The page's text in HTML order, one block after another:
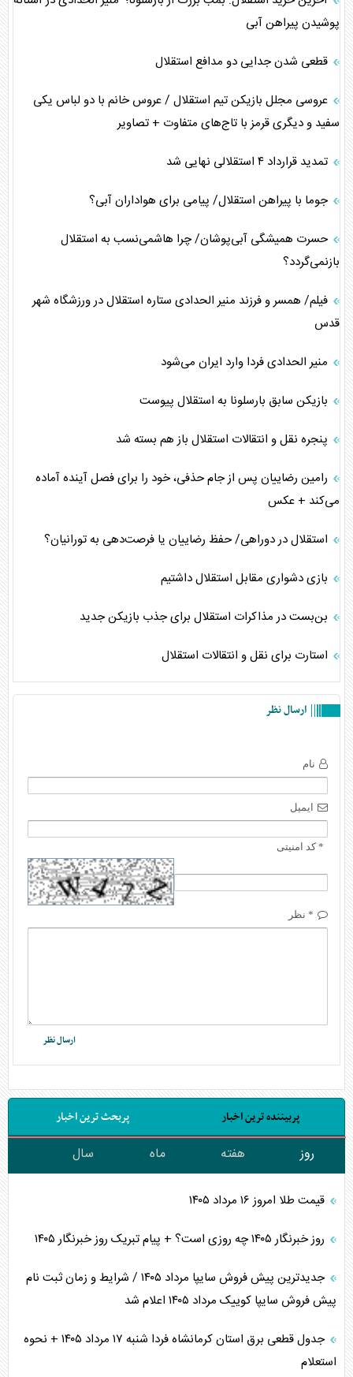
پوشیدن پیراهن آبی
قطعی شدن جدایی دو مدافع استقلال
عروسی مجلل بازیکن تیم استقلال / عروس خانم با دو لباس یکی
سفید و دیگری قرمز با تاج‌های متفاوت + تصاویر
تمدید قرارداد ۴ استقلالی نهایی شد
جوما با پیراهن استقلال/ پیامی برای هواداران آبی؟
حسرت همیشگی آبی‌پوشان/ چرا هاشمی‌نسب به استقلال
بازنمی‌گردد؟
فیلم/ همسر و فرزند منیر الحدادی ستاره استقلال در ورزشگاه شهر
قدس
منیر الحدادی فردا وارد ایران می‌شود
بازیکن سابق بارسلونا به استقلال پیوست
پنجره نقل و انتقالات استقلال باز هم بسته شد
رامین رضاییان پس از جام حذفی، خود را برای فصل آینده آماده
می‌کند + عکس
استقلال در دوراهی/ حفظ رضاییان یا فرصت‌دهی به تورانیان؟
بازی دشواری مقابل استقلال داشتیم
بن‌بست در مذاکرات استقلال برای جذب بازیکن جدید
استارت برای نقل و انتقالات استقلال
ارسال نظر
نام
ایمیل
* کد امنیتی
* نظر
پربیننده ترین اخبار پربحث ترین اخبار
روز هفته ماه سال
قیمت طلا امروز ۱۶ مرداد ۱۴۰۵
روز خبرنگار ۱۴۰۵ چه روزی است؟ + پیام تبریک روز خبرنگار ۱۴۰۵
جدیدترین پیش فروش سایپا مرداد ۱۴۰۵ / شرایط و زمان ثبت نام
پیش فروش سایپا کوییک مرداد ۱۴۰۵ اعلام شد
جدول قطعی برق استان کرمانشاه فردا شنبه ۱۷ مرداد ۱۴۰۵ + نحوه
استعلام